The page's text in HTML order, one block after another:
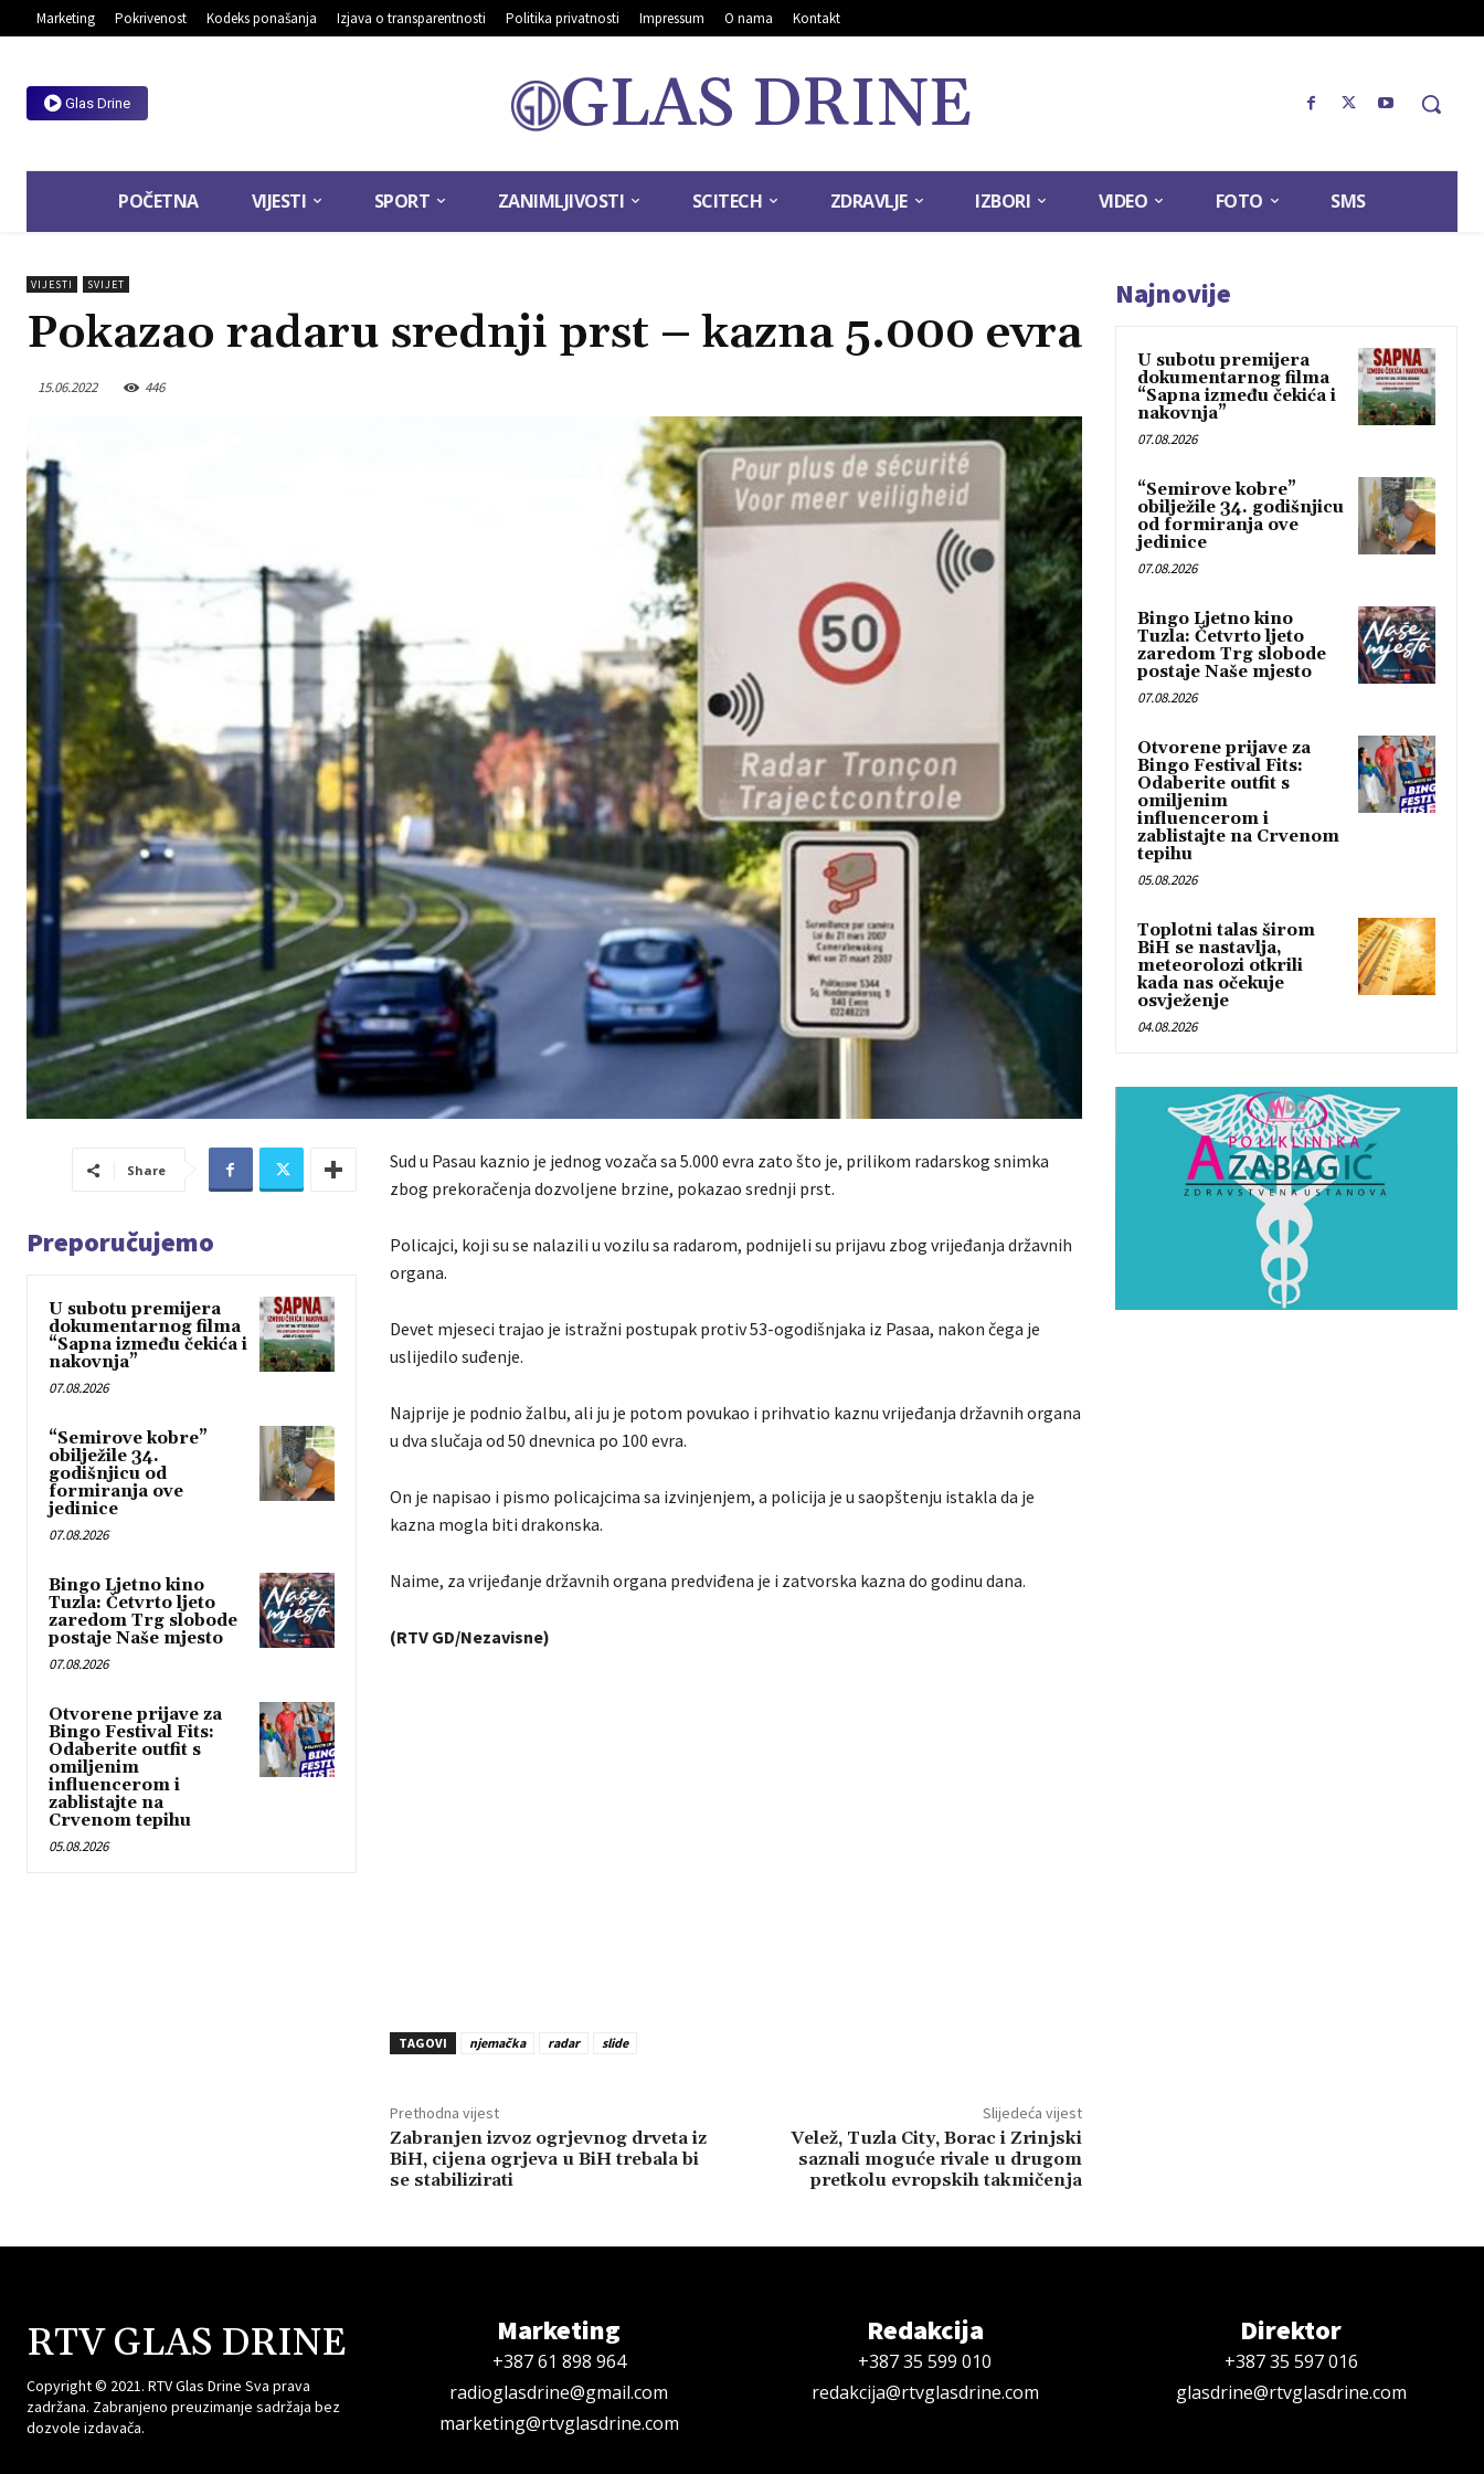
Marketing Pokrivenost Kodeks ponašanja Izjava o transparentnosti Politika privatnosti Impressum O nama Kontakt
Glas Drine GLAS DRINE
POČETNA VIJESTI SPORT ZANIMLJIVOSTI SCITECH ZDRAVLJE IZBORI VIDEO FOTO SMS
VIJESTI SVIJET
Pokazao radaru srednji prst – kazna 5.000 evra
15.06.2022 446
Share
Preporučujemo
U subotu premijera
dokumentarnog filma
“Sapna između čekića i
nakovnja”
07.08.2026
“Semirove kobre”
obilježile 34.
godišnjicu od
formiranja ove
jedinice
07.08.2026
Bingo Ljetno kino
Tuzla: Četvrto ljeto
zaredom Trg slobode
postaje Naše mjesto
07.08.2026
Otvorene prijave za
Bingo Festival Fits:
Odaberite outfit s
omiljenim
influencerom i
zablistajte na
Crvenom tepihu
05.08.2026
Sud u Pasau kaznio je jednog vozača sa 5.000 evra zato što je, prilikom radarskog snimka
zbog prekoračenja dozvoljene brzine, pokazao srednji prst.
Policajci, koji su se nalazili u vozilu sa radarom, podnijeli su prijavu zbog vrijeđanja državnih
organa.
Devet mjeseci trajao je istražni postupak protiv 53-ogodišnjaka iz Pasaa, nakon čega je
uslijedilo suđenje.
Najprije je podnio žalbu, ali ju je potom povukao i prihvatio kaznu vrijeđanja državnih organa
u dva slučaja od 50 dnevnica po 100 evra.
On je napisao i pismo policajcima sa izvinjenjem, a policija je u saopštenju istakla da je
kazna mogla biti drakonska.
Naime, za vrijeđanje državnih organa predviđena je i zatvorska kazna do godinu dana.
(RTV GD/Nezavisne)
TAGOVI njemačka radar slide
Prethodna vijest
Zabranjen izvoz ogrjevnog drveta iz
BiH, cijena ogrjeva u BiH trebala bi
se stabilizirati
Slijedeća vijest
Velež, Tuzla City, Borac i Zrinjski
saznali moguće rivale u drugom
pretkolu evropskih takmičenja
Najnovije
U subotu premijera
dokumentarnog filma
“Sapna između čekića i
nakovnja”
07.08.2026
“Semirove kobre”
obilježile 34. godišnjicu
od formiranja ove
jedinice
07.08.2026
Bingo Ljetno kino
Tuzla: Četvrto ljeto
zaredom Trg slobode
postaje Naše mjesto
07.08.2026
Otvorene prijave za
Bingo Festival Fits:
Odaberite outfit s
omiljenim
influencerom i
zablistajte na Crvenom
tepihu
05.08.2026
Toplotni talas širom
BiH se nastavlja,
meteorolozi otkrili
kada nas očekuje
osvježenje
04.08.2026
RTV GLAS DRINE
Copyright © 2021. RTV Glas Drine Sva prava
zadržana. Zabranjeno preuzimanje sadržaja bez
dozvole izdavača.
Marketing
+387 61 898 964
radioglasdrine@gmail.com
marketing@rtvglasdrine.com
Redakcija
+387 35 599 010
redakcija@rtvglasdrine.com
Direktor
+387 35 597 016
glasdrine@rtvglasdrine.com